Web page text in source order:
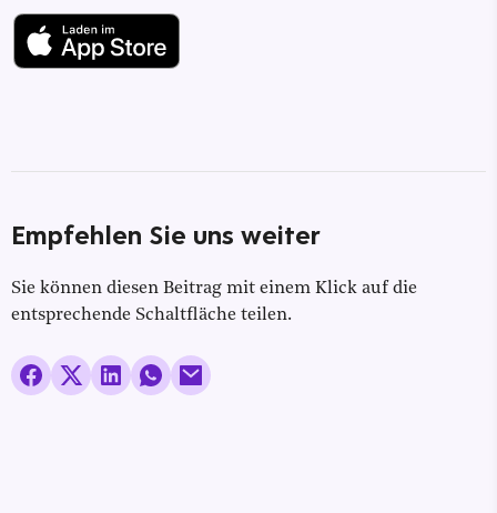
Empfehlen Sie uns weiter
Sie können diesen Beitrag mit einem Klick auf die
entsprechende Schaltfläche teilen.